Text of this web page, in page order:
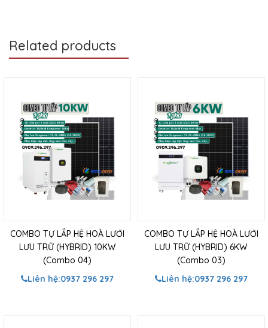
Related products
COMBO TỰ LẮP HỆ HOÀ LƯỚI
LƯU TRỮ (HYBRID) 10KW
(Combo 04)
Liên hệ:0937 296 297
COMBO TỰ LẮP HỆ HOÀ LƯỚI
LƯU TRỮ (HYBRID) 6KW
(Combo 03)
Liên hệ:0937 296 297